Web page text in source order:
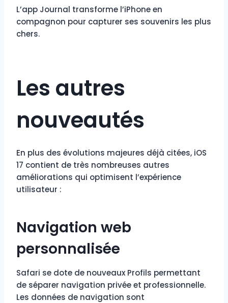
L’app Journal transforme l’iPhone en
compagnon pour capturer ses souvenirs les plus
chers.
Les autres
nouveautés
En plus des évolutions majeures déjà citées, iOS
17 contient de très nombreuses autres
améliorations qui optimisent l’expérience
utilisateur :
Navigation web
personnalisée
Safari se dote de nouveaux Profils permettant
de séparer navigation privée et professionnelle.
Les données de navigation sont